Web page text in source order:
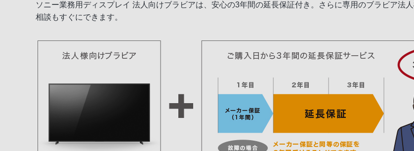
ソニー業務用ディスプレイ 法人向けブラビアは、安心の3年間の延長保証付き。さらに専用のブラビア法
相談もすぐにできます。